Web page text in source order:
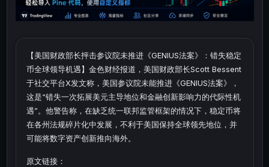
【美国财政部长抨击参议院未推进《GENIUS法案》：错失稳定
币全球领导机遇】金色财经报道，美国财政部长Scott Bessent
于社交平台X发文称，美国参议院未能推进《GENIUS法案》，
这是“错失一次拓展美元主导地位和金融创新影响力的代际性机
遇”。他警告称，在缺乏统一联邦监管框架的情况下，稳定币将
在各州法规碎片化中发展，不利于美国保持全球领先地位，并
可能将数字资产创新推向海外。
原文链接：